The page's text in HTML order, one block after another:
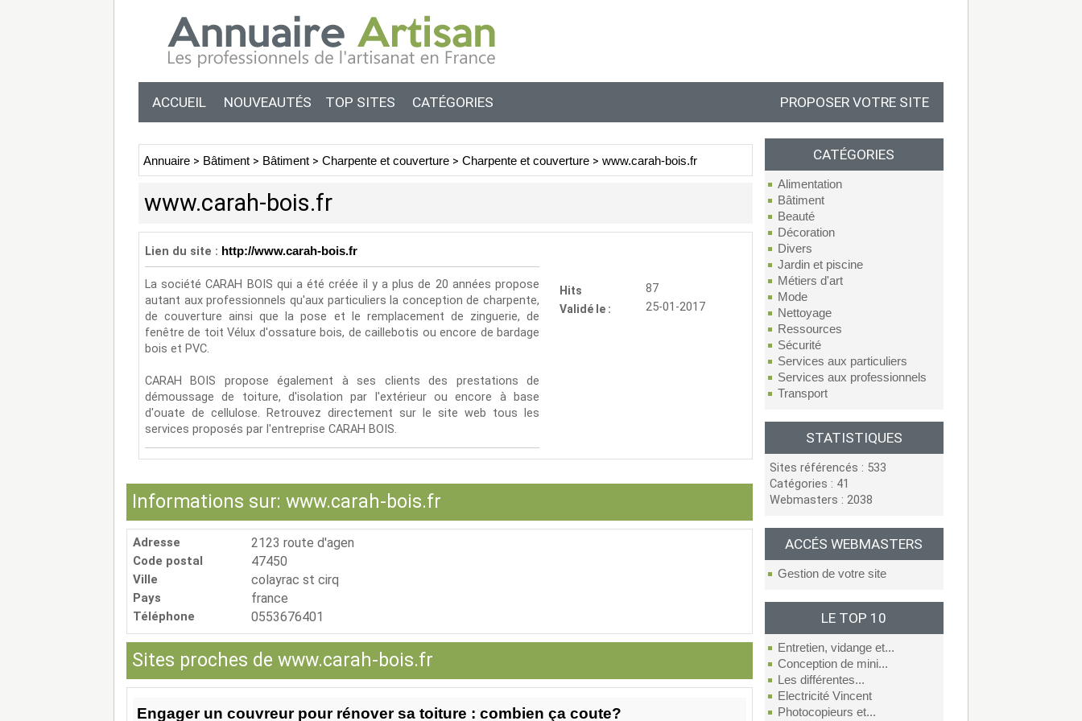
ACCUEIL NOUVEAUTÉS TOP SITES CATÉGORIES PROPOSER VOTRE SITE
CATÉGORIES
Alimentation
Bâtiment
Beauté
Décoration
Divers
Jardin et piscine
Métiers d'art
Mode
Nettoyage
Ressources
Sécurité
Services aux particuliers
Services aux professionnels
Transport
STATISTIQUES
Sites référencés : 533
Catégories : 41
Webmasters : 2038
ACCÉS WEBMASTERS
Gestion de votre site
LE TOP 10
Entretien, vidange et...
Conception de mini...
Les différentes...
Electricité Vincent
Photocopieurs et...
Annuaire > Bâtiment > Bâtiment > Charpente et couverture > Charpente et couverture > www.carah-bois.fr
www.carah-bois.fr
Lien du site : http://www.carah-bois.fr
La société CARAH BOIS qui a été créée il y a plus de 20 années propose
autant aux professionnels qu'aux particuliers la conception de charpente,
de couverture ainsi que la pose et le remplacement de zinguerie, de
fenêtre de toit Vélux d'ossature bois, de caillebotis ou encore de bardage
bois et PVC.
CARAH BOIS propose également à ses clients des prestations de
démoussage de toiture, d'isolation par l'extérieur ou encore à base
d'ouate de cellulose. Retrouvez directement sur le site web tous les
services proposés par l'entreprise CARAH BOIS.
Hits 87
Validé le : 25-01-2017
Informations sur: www.carah-bois.fr
Adresse 2123 route d'agen
Code postal 47450
Ville colayrac st cirq
Pays france
Téléphone 0553676401
Sites proches de www.carah-bois.fr
Engager un couvreur pour rénover sa toiture : combien ça coute?